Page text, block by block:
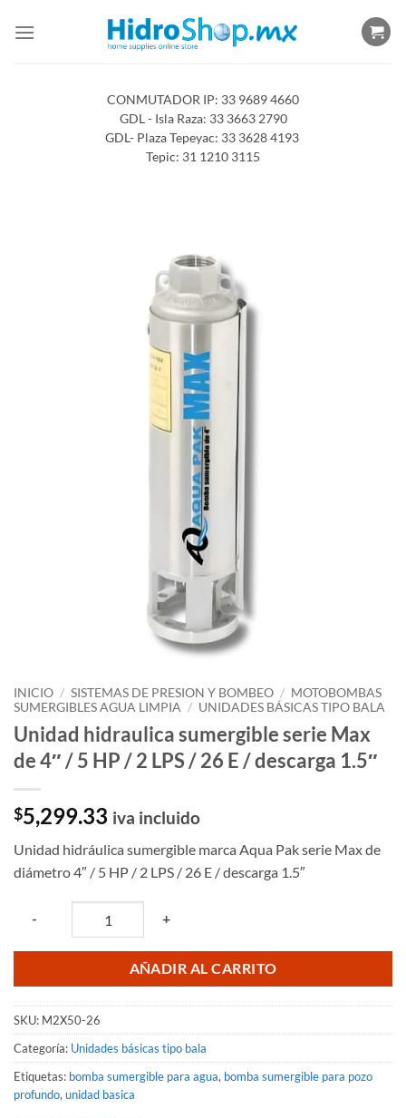
CONMUTADOR IP: 33 9689 4660
GDL - Isla Raza: 33 3663 2790
GDL- Plaza Tepeyac: 33 3628 4193
Tepic: 31 1210 3115
INICIO / SISTEMAS DE PRESION Y BOMBEO / MOTOBOMBAS
SUMERGIBLES AGUA LIMPIA / UNIDADES BÁSICAS TIPO BALA
Unidad hidraulica sumergible serie Max
de 4″ / 5 HP / 2 LPS / 26 E / descarga 1.5″
$5,299.33 iva incluido
Unidad hidráulica sumergible marca Aqua Pak serie Max de
diámetro 4″ / 5 HP / 2 LPS / 26 E / descarga 1.5″
- +
AÑADIR AL CARRITO
SKU: M2X50-26
Categoría: Unidades básicas tipo bala
Etiquetas: bomba sumergible para agua, bomba sumergible para pozo
profundo, unidad basica